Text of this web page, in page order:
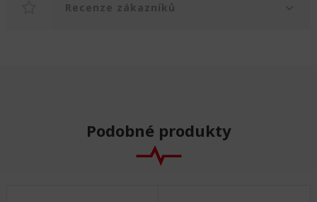
Recenze zákazníků
Podobné produkty